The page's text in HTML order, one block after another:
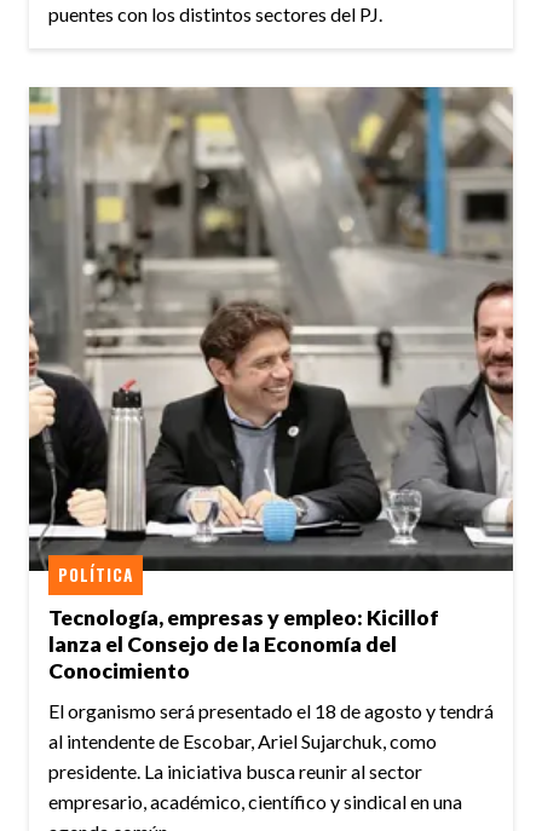
puentes con los distintos sectores del PJ.
Tecnología, empresas y empleo: Kicillof
lanza el Consejo de la Economía del
Conocimiento
POLÍTICA
El organismo será presentado el 18 de agosto y tendrá
al intendente de Escobar, Ariel Sujarchuk, como
presidente. La iniciativa busca reunir al sector
empresario, académico, científico y sindical en una